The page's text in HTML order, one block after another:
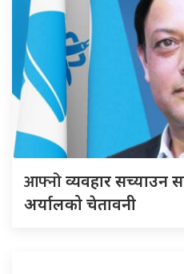
आफ्नोव्यवहार सच्याउन
अर्यालको चेतावनी